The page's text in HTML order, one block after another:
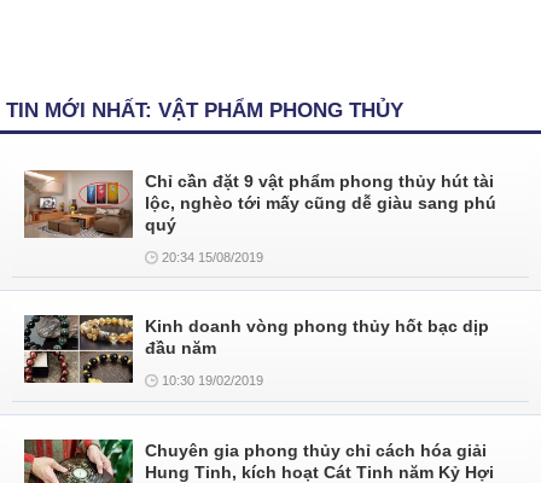
TIN MỚI NHẤT: VẬT PHẨM PHONG THỦY
Chỉ cần đặt 9 vật phẩm phong thủy hút tài
lộc, nghèo tới mấy cũng dễ giàu sang phú
quý
20:34 15/08/2019
Kinh doanh vòng phong thủy hốt bạc dịp
đầu năm
10:30 19/02/2019
Chuyên gia phong thủy chỉ cách hóa giải
Hung Tinh, kích hoạt Cát Tinh năm Kỷ Hợi